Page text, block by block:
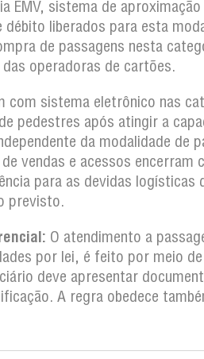
EMV, sistema de
liberados para esta
de passagens nesta
operadoras de cartões.
com sistema eletrônico nas
pedestres após atingir a
da modalidade de
vendas e acessos encerram
para as devidas logísticas
previsto.
O atendimento a
por lei, é feito por meio
deve apresentar
A regra obedece